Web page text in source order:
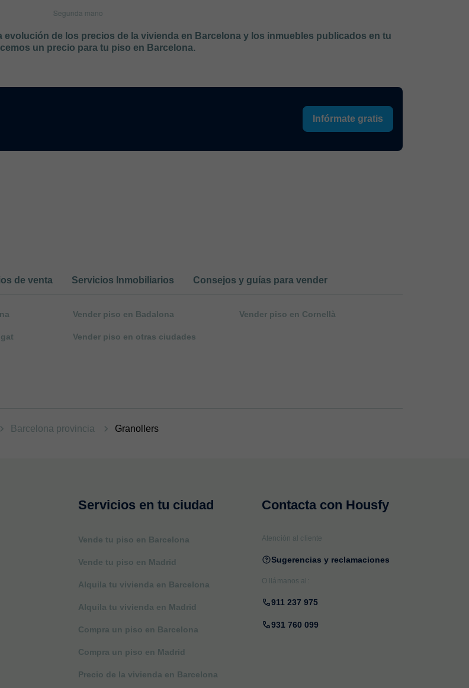
de los precios de la vivienda en Barcelona y los inmuebles publicados en tu
un precio para tu piso en Barcelona.
Infórmate gratis
de venta Servicios Inmobiliarios Consejos y guías para vender
Vender piso en Badalona Vender piso en Cornellà
Vender piso en otras ciudades
Barcelona provincia Granollers
Servicios en tu ciudad
Vende tu piso en Barcelona
Vende tu piso en Madrid
Alquila tu vivienda en Barcelona
Alquila tu vivienda en Madrid
Compra un piso en Barcelona
Compra un piso en Madrid
Precio de la vivienda en Barcelona
Contacta con Housfy
Atención al cliente
Sugerencias y reclamaciones
O llámanos al:
911 237 975
931 760 099